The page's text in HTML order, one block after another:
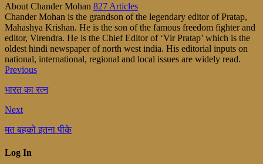
About Chander Mohan 827 Articles
Chander Mohan is the grandson of the legendary editor of Pratap,
Mahashya Krishan. He is the son of the famous freedom fighter and
editor, Virendra. He is the Chief Editor of ‘Vir Pratap’ which is the
oldest hindi newspaper of north west india. His editorial inputs on
national, international, regional and local issues are widely read.
Previous
भारत का रत्न
Next
मत बहको इतना पीके
Log In